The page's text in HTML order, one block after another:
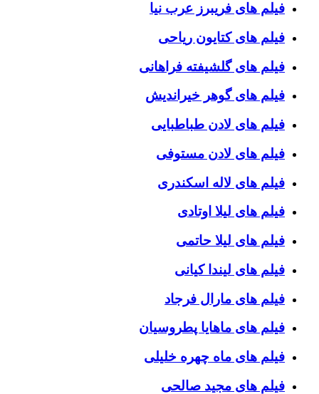
فیلم های فریبرز عرب نیا
فیلم های کتایون ریاحی
فیلم های گلشیفته فراهانی
فیلم های گوهر خیراندیش
فیلم های لادن طباطبایی
فیلم های لادن مستوفی
فیلم های لاله اسکندری
فیلم های لیلا اوتادی
فیلم های لیلا حاتمی
فیلم های لیندا کیانی
فیلم های مارال فرجاد
فیلم های ماهایا پطروسیان
فیلم های ماه چهره خلیلی
فیلم های مجید صالحی